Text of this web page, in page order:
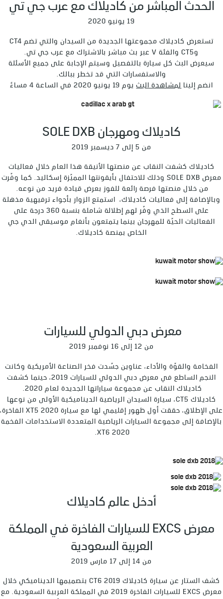
الحدث المباشر من كاديلاك مع عرب جي تي
19 يونيو 2020
تستعرض كاديلاك مجموعتها الجديدة من السيدان والتي تضم CT4
وCT5 والفئة V عبر بث مباشر بالاشتراك مع عرب جي تي.
سيعرض البث كل سيارة بالتفصيل وسيتم الإجابة على جميع الأسئلة
والاستفسارات التي قد تخطر ببالك.
انضم إلينا لمشاهدة البثيوم 19 يونيو 2020 في الساعة 4 مساءً
كاديلاك ومهرجان SOLE DXB
من 5 إلى 7 ديسمبر 2019
كاديلاك كشفت النقاب عن منصتها الأنيقة هذا العام خلال فعاليات
معرض SOLE DXB وذلك للاحتفال بأيقونتها المميّزة إسكاليد. كما وفّرت
من خلال منصتها فرصة رائعة للفوز بعرض قيادة فريد من نوعه.
وبالإضافة إلى فعاليات كاديلاك، استمتع الزوار بأجواء ترفيهية مذهلة
على السطح الذي وفّر لهم إطلالة شاملة بنسبة 360 درجة على
الفعاليات الحيّة للمهرجان بينما يتمتعون بأنغام موسيقى الدي جي
الخاص بمنصة كاديلاك.
معرض دبي الدولي للسيارات
من 12 إلى 16 نوفمبر 2019
الفخامة والقوّة والأداء، عناوين جسّدت فخر الصناعة الأمريكية وكانت
النجم الساطع في معرض دبي الدولي للسيارات 2019، حينما كشفت
كاديلاك النقاب عن مجموعة سياراتها الجديدة لعام 2020.
كاديلاك CT5، سيارة السيدان الرياضية الديناميكية الأولى من نوعها
على الإطلاق، حققت أول ظهور إقليمي لها مع سيارة XT5 2020 الفاخرة،
بالإضافة إلى مجموعة السيارات الرياضية المتعددة الاستخدامات الفخمة
XT6 2020.
أدخل عالم كاديلاك
معرض EXCS للسيارات الفاخرة في المملكة
العربية السعودية
من 14 إلى 17 مارس 2019
كشف الستار عن سيارة كاديلاك CT6 2019 بتصميمها الديناميكي خلال
معرض EXCS للسيارات الفاخرة 2019 في المملكة العربية السعودية. مع